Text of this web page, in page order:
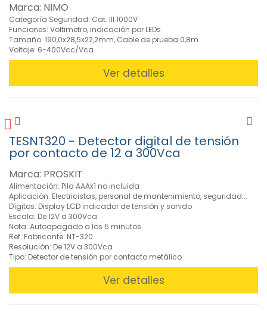
Marca: NIMO
Categoría Seguridad: Cat. III 1000V
Funciones: Voltimetro, indicación por LEDs
Tamaño: 190,0x28,5x22,2mm, Cable de prueba 0,8m
Voltaje: 6-400Vcc/Vca
Ver detalles
TESNT320 - Detector digital de tensión
por contacto de 12 a 300Vca
Marca: PROSKIT
Alimentación: Pila AAAx1 no incluida
Aplicación: Electricistas, personal de mantenimiento, seguridad...
Dígitos: Display LCD indicador de tensión y sonido
Escala: De 12V a 300Vca
Nota: Autoapagado a los 5 minutos
Ref. Fabricante: NT-320
Resolución: De 12V a 300Vca
Tipo: Detector de tensión por contacto metálico
Ver detalles